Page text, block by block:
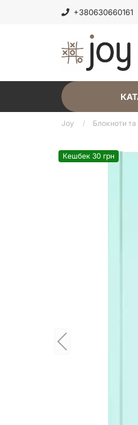
+380630660161
Joy Блокноти
Кешбек 30 грн